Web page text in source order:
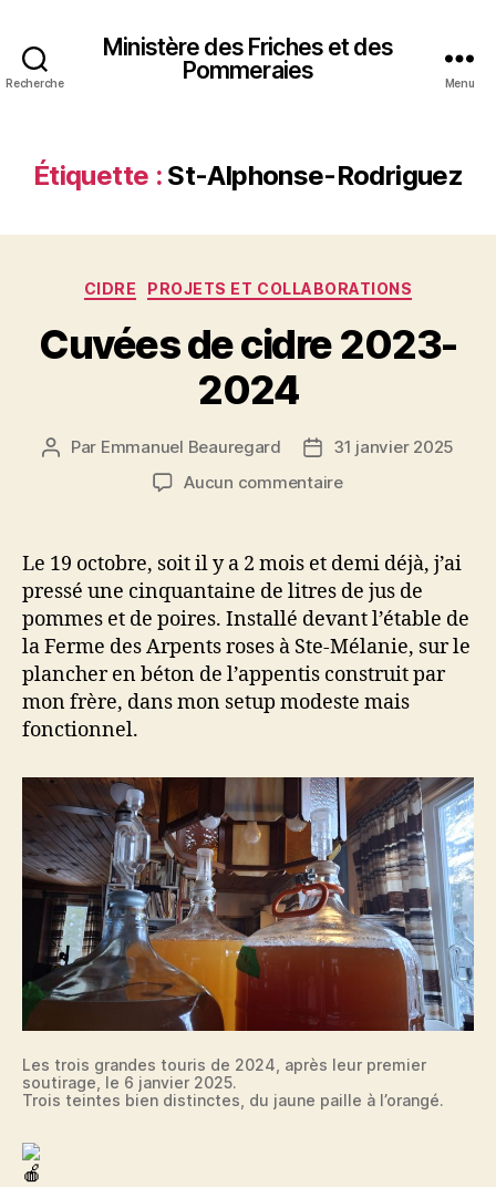
Recherche
Ministère des Friches et des
Pommeraies
Menu
Étiquette : St-Alphonse-Rodriguez
Catégories
CIDRE PROJETS ET COLLABORATIONS
Cuvées de cidre 2023-
2024
Auteur
Par Emmanuel Beauregard
Date
de
31 janvier 2025
Aucun commentairesur
cidre
2023-
2024
Le 19 octobre, soit il y a 2 mois et demi déjà, j’ai
pressé une cinquantaine de litres de jus de
pommes et de poires. Installé devant l’étable de
la Ferme des Arpents roses à Ste-Mélanie, sur le
plancher en béton de l’appentis construit par
mon frère, dans mon setup modeste mais
fonctionnel.
Les trois grandes touris de 2024, après leur premier
soutirage, le 6 janvier 2025.
Trois teintes bien distinctes, du jaune paille à l’orangé.